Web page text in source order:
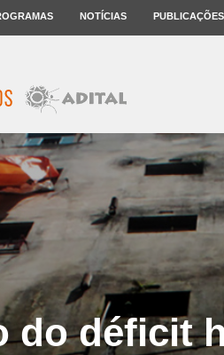
NOTÍCIAS PUBLICAÇÕES
do déficit